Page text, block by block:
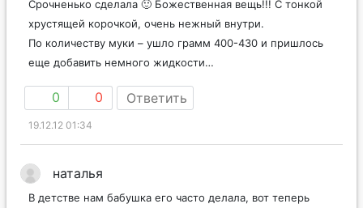
Срочненько сделала 🙂 Божественная вещь!!! С тонкой
хрустящей корочкой, очень нежный внутри.
По количеству муки – ушло грамм 400-430 и пришлось
еще добавить немного жидкости…
0 0 Ответить
19.12.12 01:34
наталья
В детстве нам бабушка его часто делала, вот теперь